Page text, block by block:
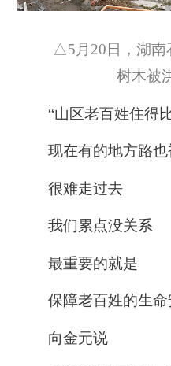
△5月20日，湖南
树木被
“山区老百姓住得
现在有的地方路
很难走过去
我们累点没关系
最重要的就是
保障老百姓的生命
向金元说